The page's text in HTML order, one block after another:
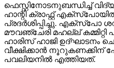
ഫെസ്റ്റിനോടനുബന്ധിച്ച്
ഹാന്റി ക്രാഫ്റ്റ് എക്സ്പോയിൽ
പ്രദർശിപ്പിച്ചു.
മൗവഞ്ചേരി മഹല്ല്
ഹാരിസ് ഹാജി
വീക്ഷിക്കാൻ
പവലിയനിൽ എത്തിയത്.